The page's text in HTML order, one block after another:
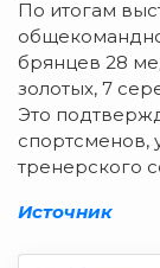
По итогам
брянцев 28
золотых, 7
Это
спортсменов,
тренерского
Источник